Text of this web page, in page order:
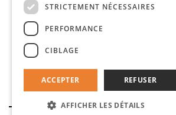
STRICTEMENT NÉCESSAIRES
PERFORMANCE
CIBLAGE
ACCEPTER REFUSER
AFFICHER LES DÉTAILS